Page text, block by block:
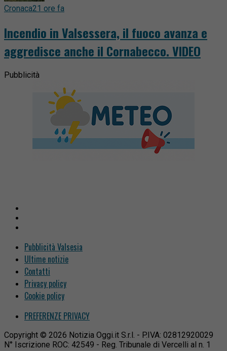
Cronaca21 ore fa
Incendio in Valsessera, il fuoco avanza e
aggredisce anche il Cornabecco. VIDEO
Pubblicità
Pubblicità Valsesia
Ultime notizie
Contatti
Privacy policy
Cookie policy
PREFERENZE PRIVACY
Copyright © 2026 Notizia Oggi.it S.r.l. - P.IVA: 02812920029
N° Iscrizione ROC: 42549 - Reg. Tribunale di Vercelli al n. 1